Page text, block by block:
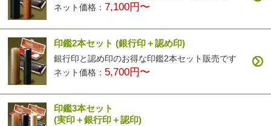
ネット価格： 7,100円〜
印鑑2本セット(銀行印＋認め印)
銀行印と認め印のお得な印鑑2本セット販売です
ネット価格： 5,700円〜
印鑑3本セット
(実印＋銀行印＋認印)